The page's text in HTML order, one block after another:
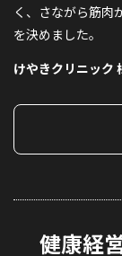
く、さながら筋肉
を決めました。
けやきクリニック
健康経